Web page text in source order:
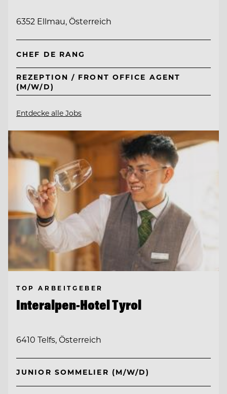
6352 Ellmau, Österreich
CHEF DE RANG
REZEPTION / FRONT OFFICE AGENT
(M/W/D)
Entdecke alle Jobs
TOP ARBEITGEBER
Interalpen-Hotel Tyrol
6410 Telfs, Österreich
JUNIOR SOMMELIER (M/W/D)